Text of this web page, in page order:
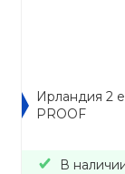
Ирландия 2
PROOF
В